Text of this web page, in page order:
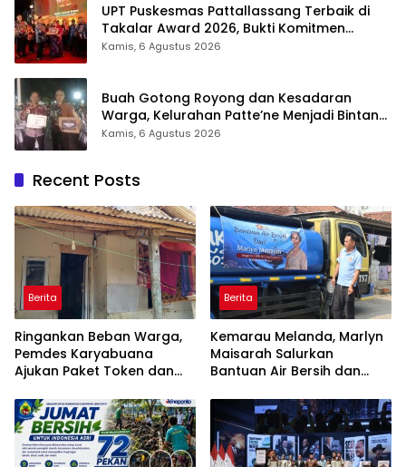
UPT Puskesmas Pattallassang Terbaik di
Takalar Award 2026, Bukti Komitmen
Hadirkan Pelayanan Kesehatan Berkualitas
Kamis, 6 Agustus 2026
Buah Gotong Royong dan Kesadaran
Warga, Kelurahan Patte’ne Menjadi Bintang
Takalar Award 2026
Kamis, 6 Agustus 2026
Recent Posts
Berita
Ringankan Beban Warga,
Pemdes Karyabuana
Ajukan Paket Token dan
PLN
Berita
Kemarau Melanda, Marlyn
Maisarah Salurkan
Bantuan Air Bersih dan
Babakan Madang